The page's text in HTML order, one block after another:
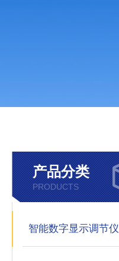
产品分类
PRODUCTS
智能数字显示调节仪